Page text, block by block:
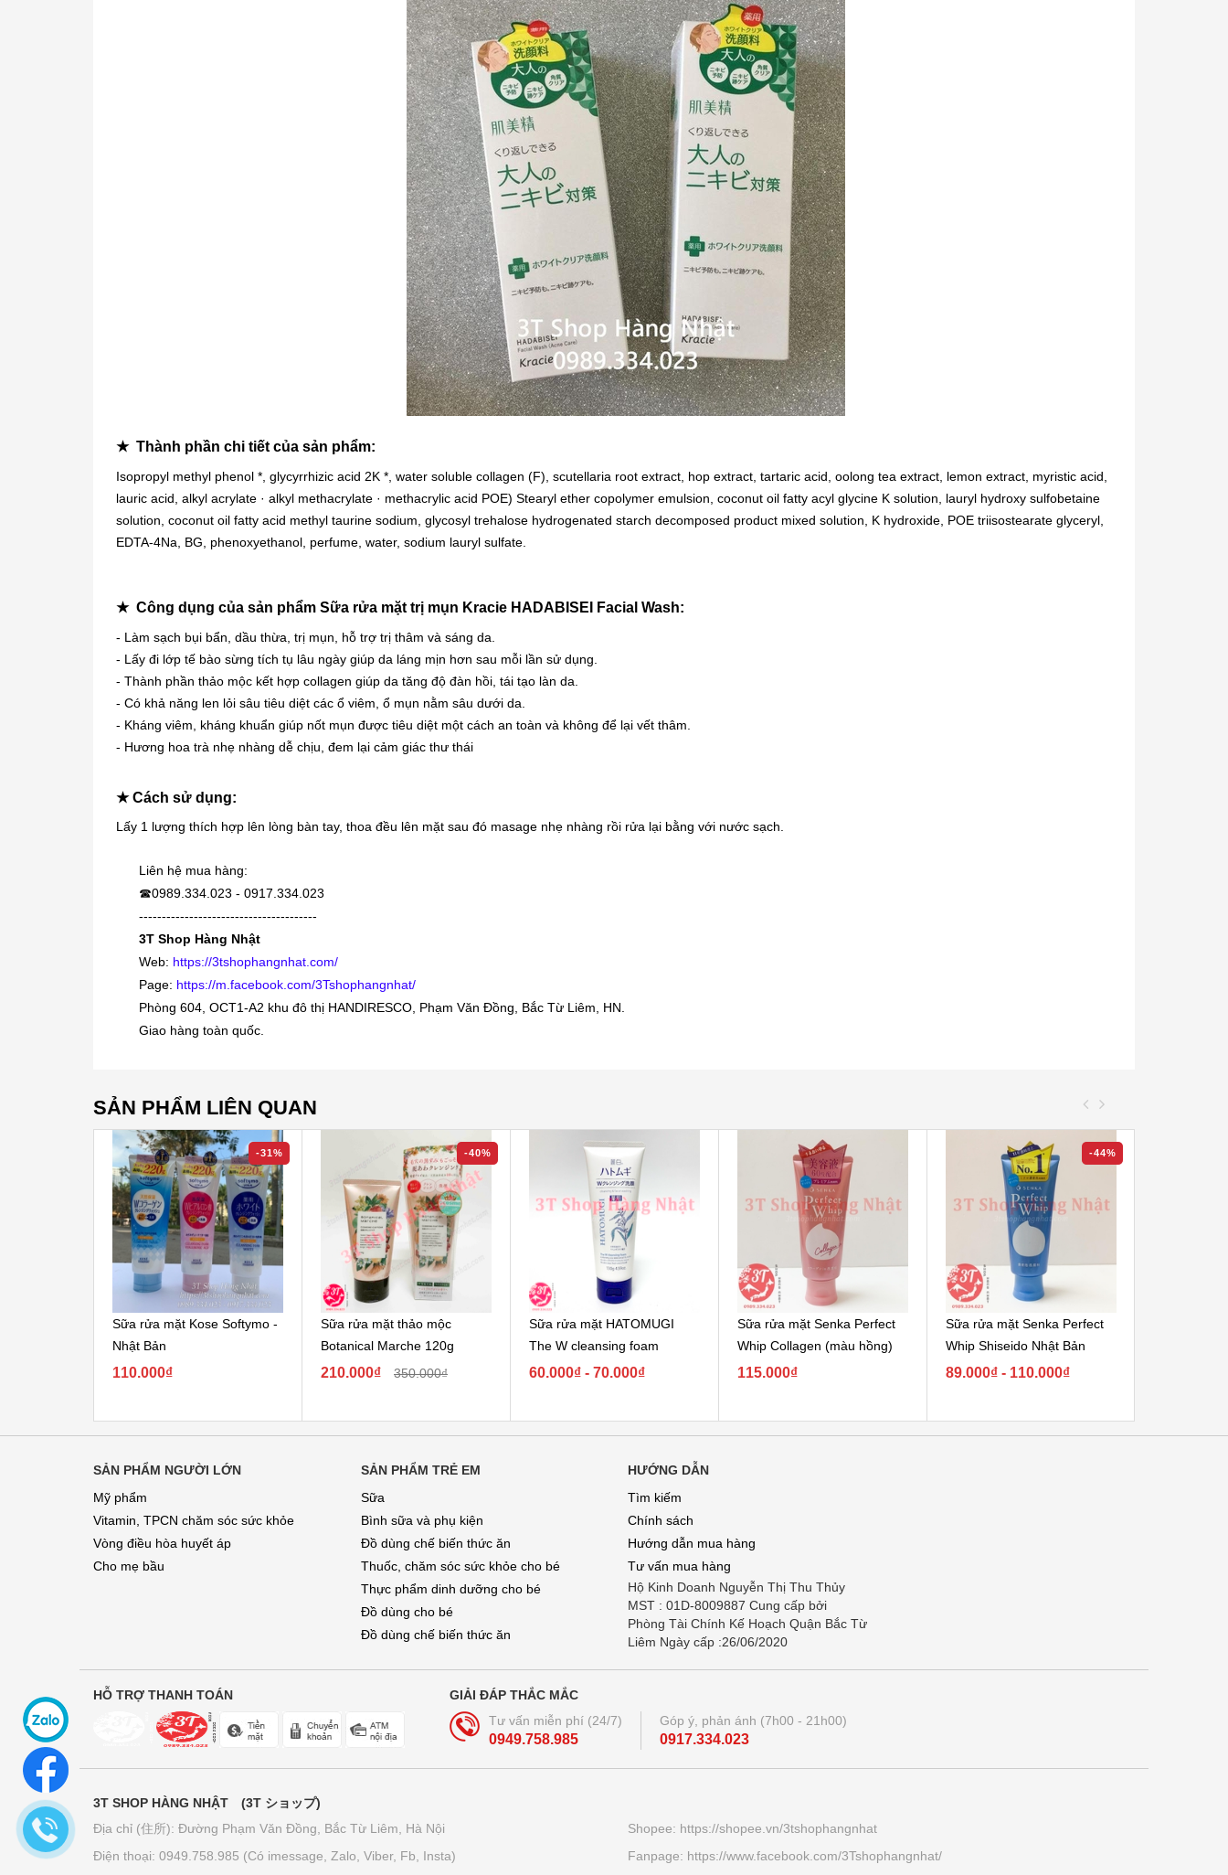
★ Thành phần chi tiết của sản phẩm:
Isopropyl methyl phenol *, glycyrrhizic acid 2K *, water soluble collagen (F), scutellaria root extract, hop extract, tartaric acid, oolong tea extract, lemon extract, myristic acid,
lauric acid, alkyl acrylate · alkyl methacrylate · methacrylic acid POE) Stearyl ether copolymer emulsion, coconut oil fatty acyl glycine K solution, lauryl hydroxy sulfobetaine
solution, coconut oil fatty acid methyl taurine sodium, glycosyl trehalose hydrogenated starch decomposed product mixed solution, K hydroxide, POE triisostearate glyceryl,
EDTA-4Na, BG, phenoxyethanol, perfume, water, sodium lauryl sulfate.
★ Công dụng của sản phẩm Sữa rửa mặt trị mụn Kracie HADABISEI Facial Wash:
- Làm sạch bụi bẩn, dầu thừa, trị mụn, hỗ trợ trị thâm và sáng da.
- Lấy đi lớp tế bào sừng tích tụ lâu ngày giúp da láng mịn hơn sau mỗi lần sử dụng.
- Thành phần thảo mộc kết hợp collagen giúp da tăng độ đàn hồi, tái tạo làn da.
- Có khả năng len lỏi sâu tiêu diệt các ổ viêm, ổ mụn nằm sâu dưới da.
- Kháng viêm, kháng khuẩn giúp nốt mụn được tiêu diệt một cách an toàn và không để lại vết thâm.
- Hương hoa trà nhẹ nhàng dễ chịu, đem lại cảm giác thư thái
★ Cách sử dụng:
Lấy 1 lượng thích hợp lên lòng bàn tay, thoa đều lên mặt sau đó masage nhẹ nhàng rồi rửa lại bằng với nước sạch.
Liên hệ mua hàng:
☎0989.334.023 - 0917.334.023
---------------------------------------
3T Shop Hàng Nhật
Web: https://3tshophangnhat.com/
Page: https://m.facebook.com/3Tshophangnhat/
Phòng 604, OCT1-A2 khu đô thị HANDIRESCO, Phạm Văn Đồng, Bắc Từ Liêm, HN.
Giao hàng toàn quốc.
SẢN PHẨM LIÊN QUAN
-31%
Sữa rửa mặt Kose Softymo -
Nhật Bản
110.000₫
-40%
Sữa rửa mặt thảo mộc
Botanical Marche 120g
210.000₫ 350.000₫
Sữa rửa mặt HATOMUGI
The W cleansing foam
60.000₫ - 70.000₫
Sữa rửa mặt Senka Perfect
Whip Collagen (màu hồng)
115.000₫
-44%
Sữa rửa mặt Senka Perfect
Whip Shiseido Nhật Bản
89.000₫ - 110.000₫
SẢN PHẨM NGƯỜI LỚN
Mỹ phẩm
Vitamin, TPCN chăm sóc sức khỏe
Vòng điều hòa huyết áp
Cho mẹ bầu
SẢN PHẨM TRẺ EM
Sữa
Bình sữa và phụ kiện
Đồ dùng chế biến thức ăn
Thuốc, chăm sóc sức khỏe cho bé
Thực phẩm dinh dưỡng cho bé
Đồ dùng cho bé
Đồ dùng chế biến thức ăn
HƯỚNG DẪN
Tìm kiếm
Chính sách
Hướng dẫn mua hàng
Tư vấn mua hàng
Hộ Kinh Doanh Nguyễn Thị Thu Thủy
MST : 01D-8009887 Cung cấp bởi
Phòng Tài Chính Kế Hoạch Quận Bắc Từ
Liêm Ngày cấp :26/06/2020
HỖ TRỢ THANH TOÁN
GIẢI ĐÁP THẮC MẮC
Tư vấn miễn phí (24/7)
0949.758.985
Góp ý, phản ánh (7h00 - 21h00)
0917.334.023
3T SHOP HÀNG NHẬT (3T ショップ)
Địa chỉ (住所): Đường Phạm Văn Đồng, Bắc Từ Liêm, Hà Nội
Điện thoại: 0949.758.985 (Có imessage, Zalo, Viber, Fb, Insta)
Shopee: https://shopee.vn/3tshophangnhat
Fanpage: https://www.facebook.com/3Tshophangnhat/